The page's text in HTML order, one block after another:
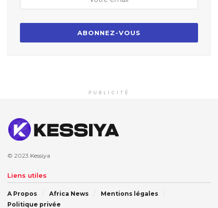
PUBLICITÉ
© 2023 Kessiya
Liens utiles
A Propos Africa News
Mentions légales
Politique privée